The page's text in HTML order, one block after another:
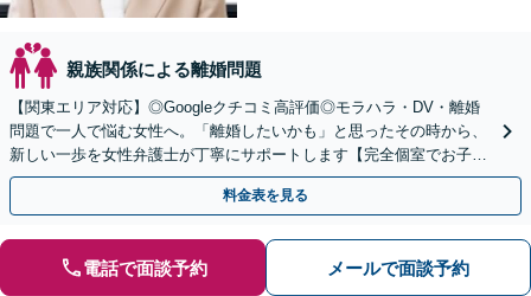
親族関係による離婚問題
【関東エリア対応】◎Googleクチコミ高評価◎モラハラ・DV・離婚
問題で一人で悩む女性へ。「離婚したいかも」と思ったその時から、
新しい一歩を女性弁護士が丁寧にサポートします【完全個室でお子さ
ま連れOK】【新鎌ケ谷駅5分】
料金表を見る
電話で面談予約 メールで面談予約